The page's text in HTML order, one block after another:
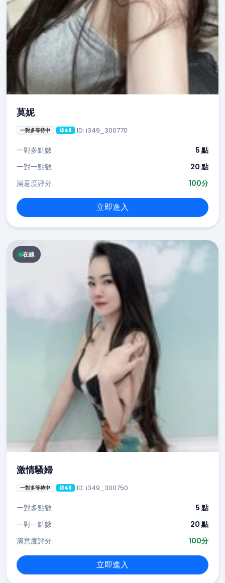
莫妮
一對多等待中 i349 ID: i349_300770
一對多點數
5 點
一對一點數
20 點
滿意度評分
100分
立即進入
在線
激情騷婦
一對多等待中 i349 ID: i349_300750
一對多點數
5 點
一對一點數
20 點
滿意度評分
100分
立即進入